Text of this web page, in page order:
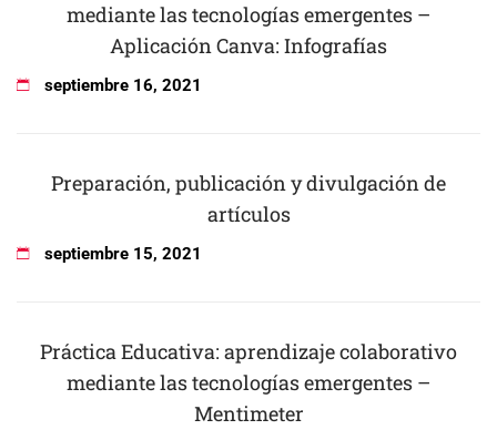
mediante las tecnologías emergentes –
Aplicación Canva: Infografías
septiembre 16, 2021
Preparación, publicación y divulgación de
artículos
septiembre 15, 2021
Práctica Educativa: aprendizaje colaborativo
mediante las tecnologías emergentes –
Mentimeter